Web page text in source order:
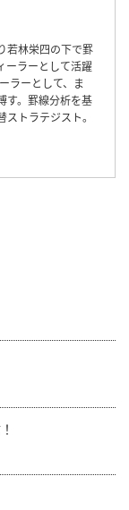
若林栄四の下で罫
ーラーとして活躍
ラーとして、ま
す。罫線分析を基
トラテジスト。